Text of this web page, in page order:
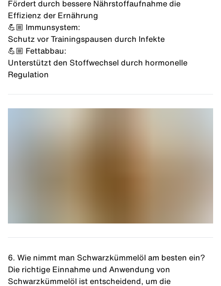
Fördert durch bessere Nährstoffaufnahme die
Effizienz der Ernährung
💪🏼 Immunsystem:
Schutz vor Trainingspausen durch Infekte
💪🏼 Fettabbau:
Unterstützt den Stoffwechsel durch hormonelle
Regulation
6. Wie nimmt man Schwarzkümmelöl am besten ein?
Die richtige Einnahme und Anwendung von
Schwarzkümmelöl ist entscheidend, um die